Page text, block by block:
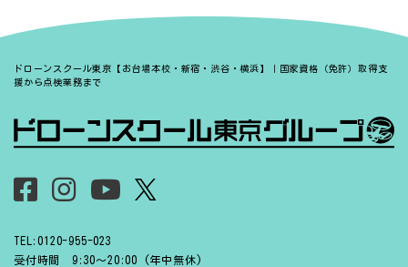
ドローンスクール東京【お台場本校・新宿・渋谷・横浜】｜国家資格（免許）取得支
援から点検業務まで
TEL:0120-955-023
受付時間 9:30〜20:00 (年中無休)